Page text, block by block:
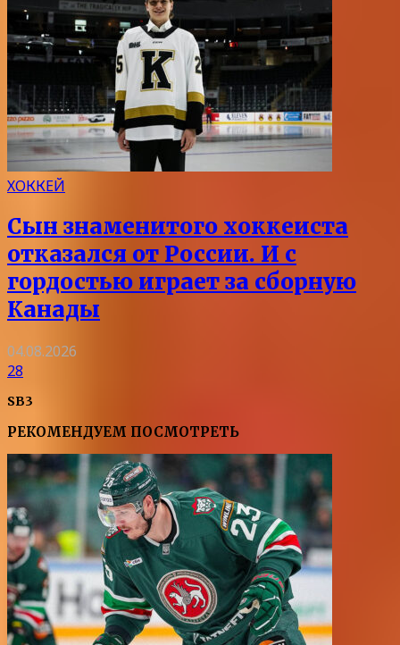
ХОККЕЙ
Сын знаменитого хоккеиста
отказался от России. И с
гордостью играет за сборную
Канады
04.08.2026
28
SB3
РЕКОМЕНДУЕМ ПОСМОТРЕТЬ